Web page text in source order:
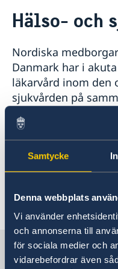
Samtycke
Denna webbplats
Vi använder
och annonserna till
för sociala medier och
vidarebefordrar även
Hjälp till svenskar i
Om provisoriska
nationella ID-kort
Provisoriska pass
Medborgarskap
Medborgarskap för
Tentamen vid
Pension och
Vigsel utomlands
Arv i internationella
Akut hjälp
Ambassadens
Aktuella händelser
Allmänt om
Terrorism
Naturförhållanden
In- och
Lokala lagar och
Kriminalitet och
Service för svenska
Stöd och råd till
Business Sweden
Info Norden
Anmäla handelshinder
Hälso- och
Nordiska
Danmark har i
läkarvård inom den
sjukvården på
bosatta personer.
är nordisk
visa upp ditt pass
europeiska
nationella
Senast uppdaterad 20
Sverige i